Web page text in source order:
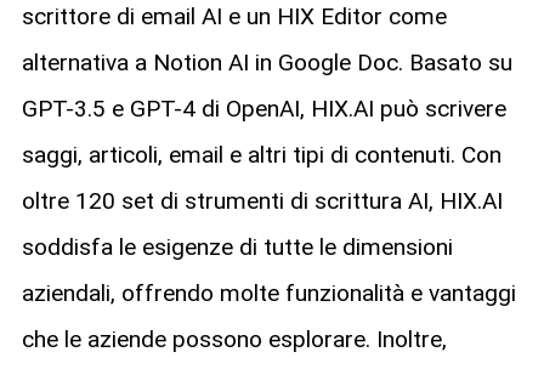
scrittore di email AI e un HIX Editor come
alternativa a Notion AI in Google Doc. Basato su
GPT-3.5 e GPT-4 di OpenAI, HIX.AI può scrivere
saggi, articoli, email e altri tipi di contenuti. Con
oltre 120 set di strumenti di scrittura AI, HIX.AI
soddisfa le esigenze di tutte le dimensioni
aziendali, offrendo molte funzionalità e vantaggi
che le aziende possono esplorare. Inoltre,